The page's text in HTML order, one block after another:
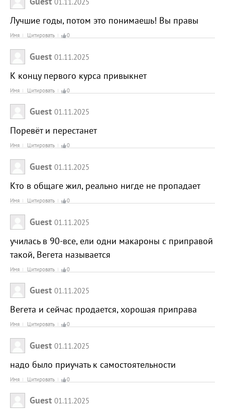
Лучшие годы, потом это понимаешь! Вы правы
Имя Цитировать 0
Guest 01.11.2025
К концу первого курса привыкнет
Имя Цитировать 0
Guest 01.11.2025
Поревёт и перестанет
Имя Цитировать 0
Guest 01.11.2025
Кто в общаге жил, реально нигде не пропадает
Имя Цитировать 0
Guest 01.11.2025
училась в 90-все, ели одни макароны с приправой
такой, Вегета называется
Имя Цитировать 0
Guest 01.11.2025
Вегета и сейчас продается, хорошая приправа
Имя Цитировать 0
Guest 01.11.2025
надо было приучать к самостоятельности
Имя Цитировать 0
Guest 01.11.2025